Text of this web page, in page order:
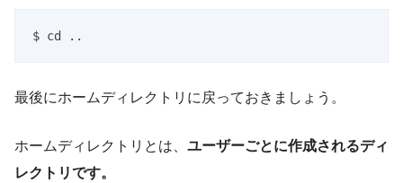
$ cd ..
最後にホームディレクトリに戻っておきましょう。
ホームディレクトリとは、 ユーザーごとに作成されるディ
レクトリです。